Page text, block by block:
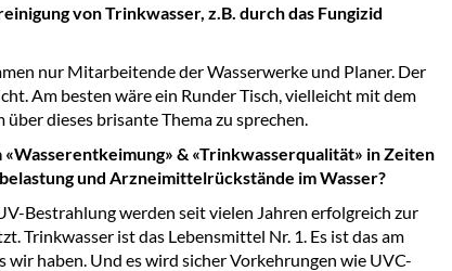
von Trinkwasser, z.B. durch das Fungizid
nur Mitarbeitende der Wasserwerke und Planer. Der
Am besten wäre ein Runder Tisch, vielleicht mit dem
dieses brisante Thema zu sprechen.
«Wasserentkeimung» & «Trinkwasserqualität» in Zeiten
und Arzneimittelrückstände im Wasser?
Bestrahlung werden seit vielen Jahren erfolgreich zur
Trinkwasser ist das Lebensmittel Nr. 1. Es ist das am
haben. Und es wird sicher Vorkehrungen wie UVC-